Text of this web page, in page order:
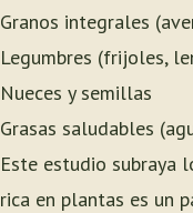
Granos integrales
Legumbres (frijoles,
Nueces y semillas
Grasas saludables
Este estudio subraya
rica en plantas es un